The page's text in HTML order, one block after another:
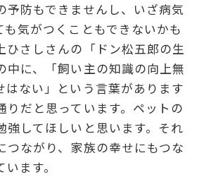
予防もできませんし、いざ病気
も気がつくこともできないかも
ひさしさんの「ドン松五郎の生
中に、「飼い主の知識の向上無
はない」という言葉があります
りだと思っています。ペットの
強してほしいと思います。それ
つながり、家族の幸せにもつな
ます。